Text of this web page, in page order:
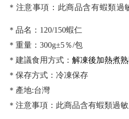
＊注意事項：此商品含有蝦類過
＊品名：120/150蝦仁
＊重量：300g±5％/包
＊建議食用方式： 解凍後加熱煮
＊保存方式：冷凍保存
＊產地:台灣
＊注意事項：此商品含有蝦類過敏